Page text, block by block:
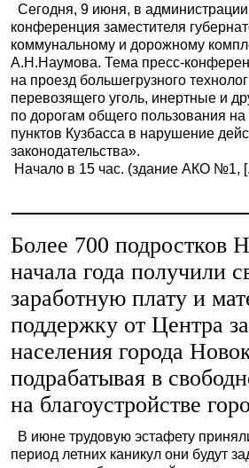
Сегодня, 9 июня, в администрации
конференция заместителя
коммунальному и дорожному
А.Н.Наумова. Тема пресс-
на проезд большегрузного
перевозящего уголь, инертные и
по дорогам общего пользования
пунктов Кузбасса в нарушение
законодательства».
Начало в 15 час. (здание АКО №1,
Более 700 подростков
начала года получили
заработную плату и
поддержку от Центра
населения города
подрабатывая в
на благоустройстве
В июне трудовую эстафету
период летних каникул они будут